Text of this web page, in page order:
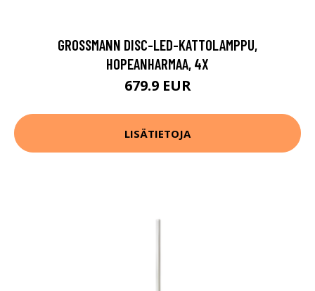
GROSSMANN DISC-LED-KATTOLAMPPU,
HOPEANHARMAA, 4X
679.9 EUR
LISÄTIETOJA